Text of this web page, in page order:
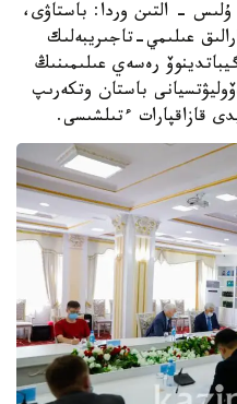
- التىن وردا: باستاۋى،
عىلىمي-تاجىريبەلىك
رەسەي عىلىمىنىڭ
باستان وتكەرىپ
قازاقپارات ءتىلشىسى.